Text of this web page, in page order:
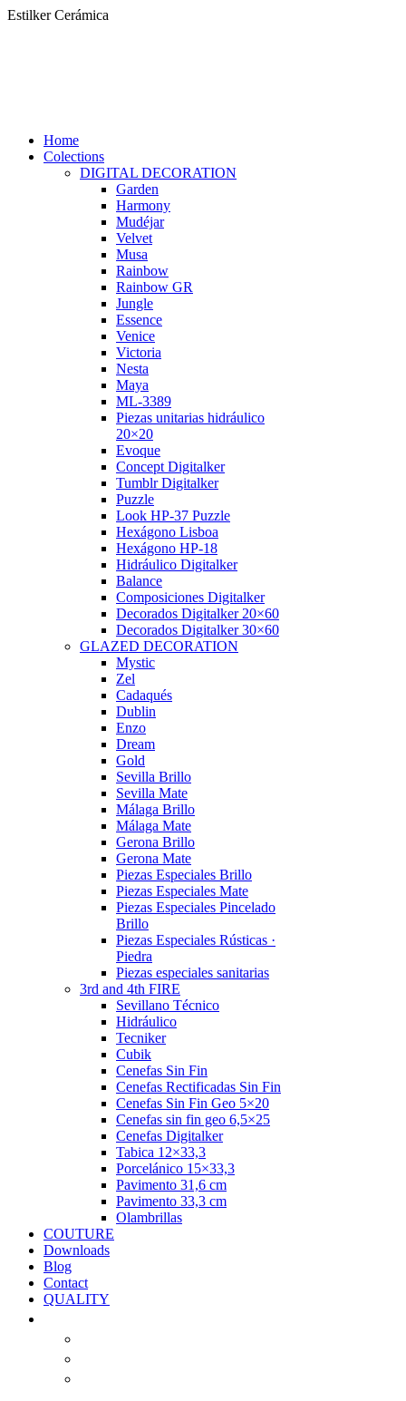
Skip
Estilker Cerámica
Home
Colections
DIGITAL DECORATION
Garden
Harmony
Mudéjar
Velvet
Musa
Rainbow
Rainbow GR
Jungle
Essence
Venice
Victoria
Nesta
Maya
ML-3389
Piezas unitarias hidráulico
20×20
Evoque
Concept Digitalker
Tumblr Digitalker
Puzzle
Look HP-37 Puzzle
Hexágono Lisboa
Hexágono HP-18
Hidráulico Digitalker
Balance
Composiciones Digitalker
Decorados Digitalker 20×60
Decorados Digitalker 30×60
GLAZED DECORATION
Mystic
Zel
Cadaqués
Dublin
Enzo
Dream
Gold
Sevilla Brillo
Sevilla Mate
Málaga Brillo
Málaga Mate
Gerona Brillo
Gerona Mate
Piezas Especiales Brillo
Piezas Especiales Mate
Piezas Especiales Pincelado
Brillo
Piezas Especiales Rústicas ·
Piedra
Piezas especiales sanitarias
3rd and 4th FIRE
Sevillano Técnico
Hidráulico
Tecniker
Cubik
Cenefas Sin Fin
Cenefas Rectificadas Sin Fin
Cenefas Sin Fin Geo 5×20
Cenefas sin fin geo 6,5×25
Cenefas Digitalker
Tabica 12×33,3
Porcelánico 15×33,3
Pavimento 31,6 cm
Pavimento 33,3 cm
Olambrillas
COUTURE
Downloads
Blog
Contact
QUALITY